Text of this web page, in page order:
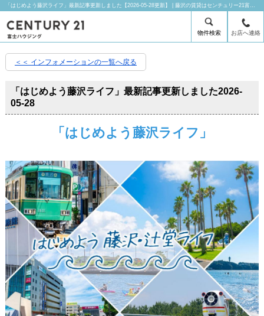
「はじめよう藤沢ライフ」最新記事更新しました【2026-05-28更新】 | 藤沢の賃貸はセンチュリー21富士ハウジングにお任せ下さい！
物件検索 お店へ連絡
＜＜ インフォメーションの一覧へ戻る
「はじめよう藤沢ライフ」最新記事更新しました2026-
05-28
「はじめよう藤沢ライフ」